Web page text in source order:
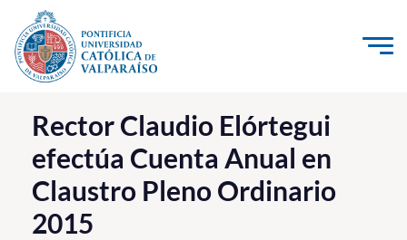
Click acá para ir directamente al contenido
La Universidad
Investigación, Creación e Innovación
PUCV Internacional
Vinculación con el Medio
Rector Claudio Elórtegui
efectúa Cuenta Anual en
Claustro Pleno Ordinario
2015